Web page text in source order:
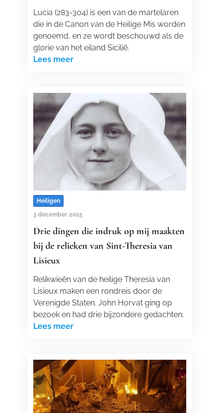
Lucia (283-304) is een van de martelaren
die in de Canon van de Heilige Mis worden
genoemd, en ze wordt beschouwd als de
glorie van het eiland Sicilië.
Lees meer
Heiligen
3 december 2025
Drie dingen die indruk op mij maakten
bij de relieken van Sint-Theresia van
Lisieux
Relikwieën van de heilige Theresia van
Lisieux maken een rondreis door de
Verenigde Staten. John Horvat ging op
bezoek en had drie bijzondere gedachten.
Lees meer